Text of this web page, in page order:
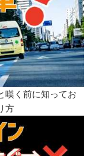
嘆く前に知ってお
方